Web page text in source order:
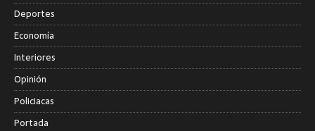
Deportes
Economía
Interiores
Opinión
Policiacas
Portada